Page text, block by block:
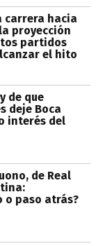
carrera hacia
proyección
partidos
el hito
de que
deje Boca
interés del
de Real
o paso atrás?